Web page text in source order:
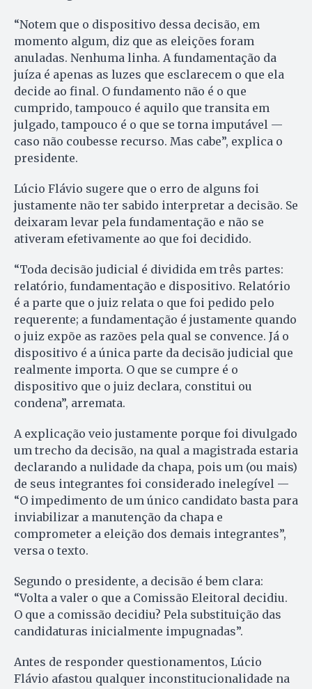
“Notem que o dispositivo dessa decisão, em
momento algum, diz que as eleições foram
anuladas. Nenhuma linha. A fundamentação da
juíza é apenas as luzes que esclarecem o que ela
decide ao final. O fundamento não é o que
cumprido, tampouco é aquilo que transita em
julgado, tampouco é o que se torna imputável —
caso não coubesse recurso. Mas cabe”, explica o
presidente.
Lúcio Flávio sugere que o erro de alguns foi
justamente não ter sabido interpretar a decisão. Se
deixaram levar pela fundamentação e não se
ativeram efetivamente ao que foi decidido.
“Toda decisão judicial é dividida em três partes:
relatório, fundamentação e dispositivo. Relatório
é a parte que o juiz relata o que foi pedido pelo
requerente; a fundamentação é justamente quando
o juiz expõe as razões pela qual se convence. Já o
dispositivo é a única parte da decisão judicial que
realmente importa. O que se cumpre é o
dispositivo que o juiz declara, constitui ou
condena”, arremata.
A explicação veio justamente porque foi divulgado
um trecho da decisão, na qual a magistrada estaria
declarando a nulidade da chapa, pois um (ou mais)
de seus integrantes foi considerado inelegível —
“O impedimento de um único candidato basta para
inviabilizar a manutenção da chapa e
comprometer a eleição dos demais integrantes”,
versa o texto.
Segundo o presidente, a decisão é bem clara:
“Volta a valer o que a Comissão Eleitoral decidiu.
O que a comissão decidiu? Pela substituição das
candidaturas inicialmente impugnadas”.
Antes de responder questionamentos, Lúcio
Flávio afastou qualquer inconstitucionalidade na